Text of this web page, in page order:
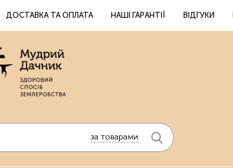
ДОСТАВКА ТА ОПЛАТА НАШІ ГАРАНТІЇ ВІДГУКИ
за товарами